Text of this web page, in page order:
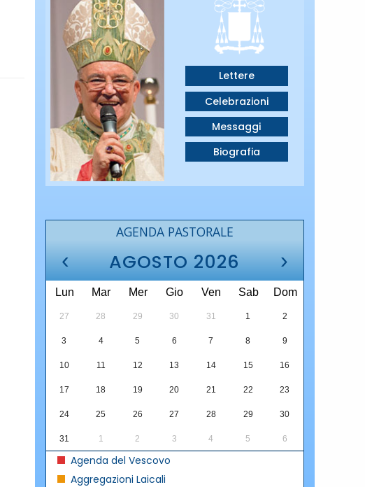
Lettere
Celebrazioni
Messaggi
Biografia
AGENDA PASTORALE
‹ AGOSTO 2026 ›
Lun Mar Mer Gio Ven Sab Dom
27 28 29 30 31 1 2
3 4 5 6 7 8 9
10 11 12 13 14 15 16
17 18 19 20 21 22 23
24 25 26 27 28 29 30
31 1 2 3 4 5 6
Agenda del Vescovo
Aggregazioni Laicali